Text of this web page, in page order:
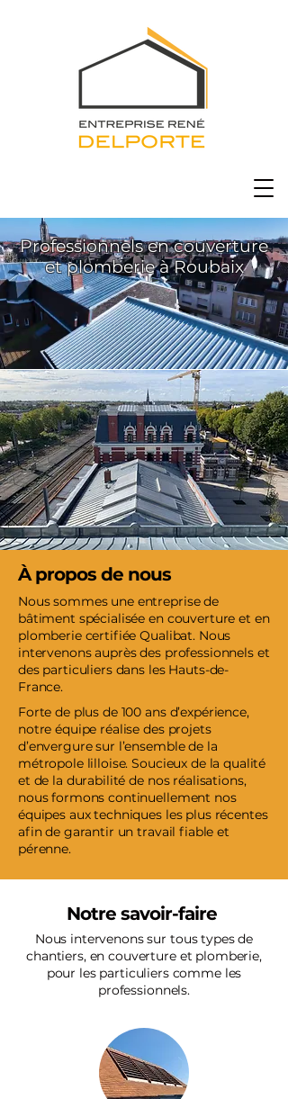
Professionnels en couverture
et plomberie à Roubaix
À propos de nous
Nous sommes une entreprise de
bâtiment spécialisée en couverture et en
plomberie certifiée Qualibat. Nous
intervenons auprès des professionnels et
des particuliers dans les Hauts-de-
France.
Forte de plus de 100 ans d’expérience,
notre équipe réalise des projets
d’envergure sur l’ensemble de la
métropole lilloise. Soucieux de la qualité
et de la durabilité de nos réalisations,
nous formons continuellement nos
équipes aux techniques les plus récentes
afin de garantir un travail fiable et
pérenne.
Notre savoir-faire
Nous intervenons sur tous types de
chantiers, en couverture et plomberie,
pour les particuliers comme les
professionnels.